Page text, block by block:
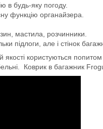
в будь-яку погоду.
функцію органайзера.
мастила, розчинники.
підлоги, але і стінок
користуються
Коврик в багажник